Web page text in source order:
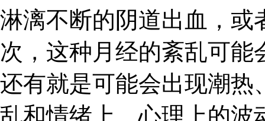
淋漓不断的阴道出血，或
次，这种月经的紊乱可
还有就是可能会出现潮热
乱和情绪上、心理上的波